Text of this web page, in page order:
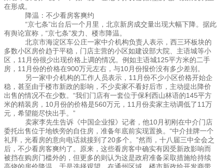
在形成。
降温：不少看房客爽约
“京七条”出台后一个月里，北京新房成交量出现大幅下降。据此
有舆论宣称，“京七条”发力、楼市降温。
北京市海淀区车公庄一家中介机构负责人表示，西三环板块的
多数小区房价趋于平稳，门店主营的小区如建设部大院、主语城等小
区，11月份很少出现价格上调的情况。例如主语城125平方米的二手
房，11月份的价格在900万元左右，与10月份报价没有多少差别。
另一家中介机构的工作人员表示，11月份不少小区价格开始企
稳，甚至由于楼市新政的影响，不少卖家不看好后市，主动提出降价
出售的情况不在少数。“我们门店有一套位于保利西山林语的145平方
米的精装房，10月份的价格是560万元，11月份卖家主动调低了11万
元，希望能尽快出手。”
卖家李先生告诉《中国企业报》记者，他10月初刚在中介门店
委托出售位于地铁旁的自住房，准备年底前实现置换。“中介挂牌一个
礼拜，光看房的意向电话就接到了20多个。”然而，十八届三中全会之
后，不少看房客爽约了。原来，这些看房客中确实有因受新政影响而
被挡在购房门槛外的，但更多的则认为这是政府准备采取措施给持续